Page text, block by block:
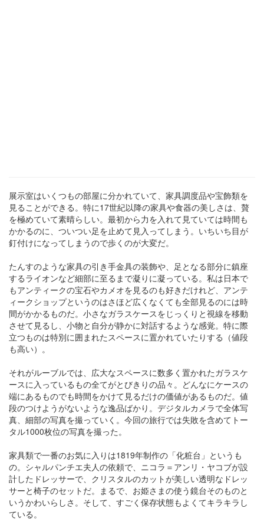
展示室はいくつもの部屋に分かれていて、家具調度品や宝飾類を
見ることができる。特に17世紀以降の家具や食器の美しさは、贅
を極めていて素晴らしい。最初から力を入れて見ていては時間も
かかるのに、ついつい足を止めて見入ってしまう。いちいち目が
釘付けになってしまうので歩くのが大変だ。
たんすのような家具の引き手金具の装飾や、足となる部分に鎮座
するライオンなど細部に至るまで凝りに凝っている。私は日本で
もアンティークの宝石やカメオを見るのも好きだけれど、アンテ
ィークショップというのはさほど広くなくても全部見るのには時
間がかかるものだ。小さなガラスケースをじっくりと視線を移動
させて見るし、小物と自分が静かに対話するような感覚。特に際
立つものは特別に囲まれたスペースに置かれていたりする（値段
も高い）。
それがルーブルでは、広大なスペースに数多く置かれたガラスケ
ースに入っているもの全てがとびきりの品々。どんなにケースの
端にあるものでも時間をかけて見るだけの価値があるものだ。値
段のつけようがないような逸品ばかり。デジタルカメラで全体写
真、細部の写真を撮っていく。今回の旅行では失敗を含めてトー
タル1000枚位の写真を撮った。
家具類で一番のお気に入りは1819年制作の「化粧台」というも
の。シャルパンチエ夫人の依頼で、ニコラ＝アンリ・ヤコブが設
計したドレッサーで、クリスタルのカットが美しい透明なドレッ
サーと椅子のセットだ。まるで、お姫さまの使う鏡台そのものと
いうかわいらしさ。そして、すごく保存状態もよくてキラキラし
ている。